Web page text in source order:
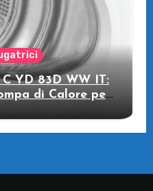
YD 83D WW IT:
di Calore per